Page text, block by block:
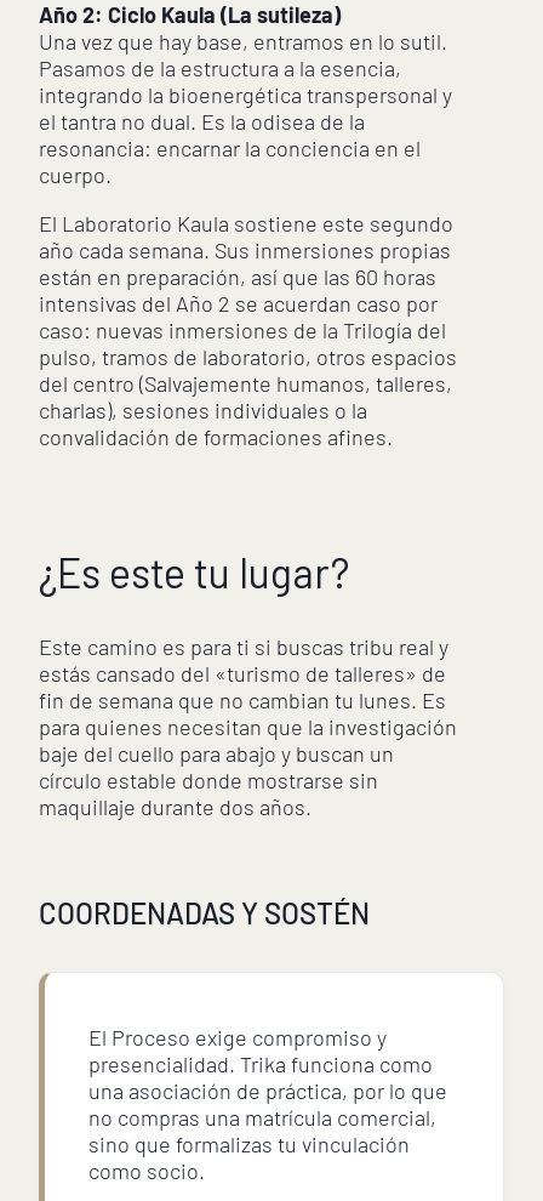
Año 2: Ciclo Kaula (La sutileza)
Una vez que hay base, entramos en lo sutil.
Pasamos de la estructura a la esencia,
integrando la bioenergética transpersonal y
el tantra no dual. Es la odisea de la
resonancia: encarnar la conciencia en el
cuerpo.
El Laboratorio Kaula sostiene este segundo
año cada semana. Sus inmersiones propias
están en preparación, así que las 60 horas
intensivas del Año 2 se acuerdan caso por
caso: nuevas inmersiones de la Trilogía del
pulso, tramos de laboratorio, otros espacios
del centro (Salvajemente humanos, talleres,
charlas), sesiones individuales o la
convalidación de formaciones afines.
¿Es este tu lugar?
Este camino es para ti si buscas tribu real y
estás cansado del «turismo de talleres» de
fin de semana que no cambian tu lunes. Es
para quienes necesitan que la investigación
baje del cuello para abajo y buscan un
círculo estable donde mostrarse sin
maquillaje durante dos años.
COORDENADAS Y SOSTÉN
El Proceso exige compromiso y
presencialidad. Trika funciona como
una asociación de práctica, por lo que
no compras una matrícula comercial,
sino que formalizas tu vinculación
como socio.